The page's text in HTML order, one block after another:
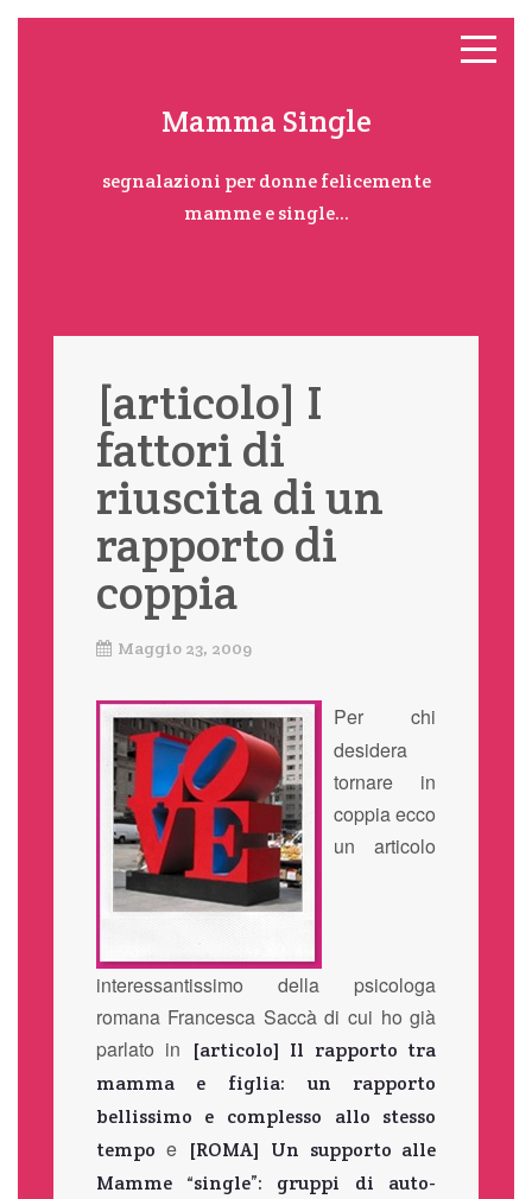
Mamma Single
segnalazioni per donne felicemente
mamme e single...
[articolo] I
fattori di
riuscita di un
rapporto di
coppia
Maggio 23, 2009
Per chi
desidera
tornare in
coppia ecco
un articolo
interessantissimo della psicologa
romana Francesca Saccà di cui ho già
parlato in
[articolo] Il rapporto tra
mamma e figlia: un rapporto
bellissimo e complesso allo stesso
tempo e [ROMA] Un supporto alle
Mamme “single”: gruppi di auto-